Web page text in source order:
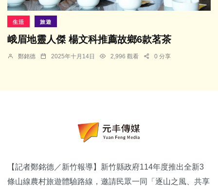
生活 旅遊
峨眉地靈人傑 楊文科推薦故鄉6款茗茶
鄭銘德 2025年十月14日 2,996 觀看 0 分享
【記者鄭銘德／新竹報導】新竹縣政府114年度推出全新3
條山線農村旅遊體驗路線，邀請民眾一同「逐山之風、共享